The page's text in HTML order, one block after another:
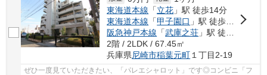
東海道本線 「立花 」駅 徒歩14分
東海道本線 「甲子園口 」駅 徒歩20分
阪急神戸本線 「武庫之荘 」駅 徒歩30分
2階 / 2LDK / 67.45㎡
兵庫県尼崎市稲葉元町 １丁目2-19
ぜひ一度見ていただきたい、「パレエシャロット」です◎コンビニ「フ